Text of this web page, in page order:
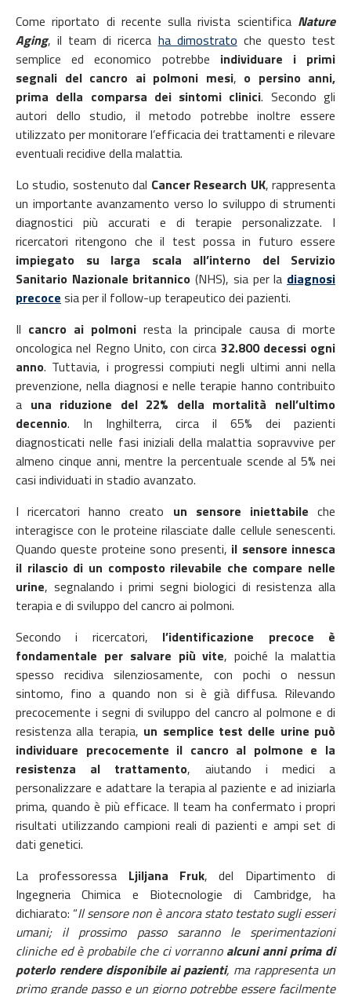
Come riportato di recente sulla rivista scientifica Nature
Aging, il team di ricerca ha dimostrato che questo test
semplice ed economico potrebbe individuare i primi
segnali del cancro ai polmoni mesi, o persino anni,
prima della comparsa dei sintomi clinici. Secondo gli
autori dello studio, il metodo potrebbe inoltre essere
utilizzato per monitorare l’efficacia dei trattamenti e rilevare
eventuali recidive della malattia.
Lo studio, sostenuto dal Cancer Research UK, rappresenta
un importante avanzamento verso lo sviluppo di strumenti
diagnostici più accurati e di terapie personalizzate. I
ricercatori ritengono che il test possa in futuro essere
impiegato su larga scala all’interno del Servizio
Sanitario Nazionale britannico (NHS), sia per la diagnosi
precoce sia per il follow-up terapeutico dei pazienti.
Il cancro ai polmoni resta la principale causa di morte
oncologica nel Regno Unito, con circa 32.800 decessi ogni
anno. Tuttavia, i progressi compiuti negli ultimi anni nella
prevenzione, nella diagnosi e nelle terapie hanno contribuito
a una riduzione del 22% della mortalità nell’ultimo
decennio. In Inghilterra, circa il 65% dei pazienti
diagnosticati nelle fasi iniziali della malattia sopravvive per
almeno cinque anni, mentre la percentuale scende al 5% nei
casi individuati in stadio avanzato.
I ricercatori hanno creato un sensore iniettabile che
interagisce con le proteine ​​rilasciate dalle cellule senescenti.
Quando queste proteine ​​sono presenti, il sensore innesca
il rilascio di un composto rilevabile che compare nelle
urine, segnalando i primi segni biologici di resistenza alla
terapia e di sviluppo del cancro ai polmoni.
Secondo i ricercatori, l’identificazione precoce è
fondamentale per salvare più vite, poiché la malattia
spesso recidiva silenziosamente, con pochi o nessun
sintomo, fino a quando non si è già diffusa. Rilevando
precocemente i segni di sviluppo del cancro al polmone e di
resistenza alla terapia, un semplice test delle urine può
individuare precocemente il cancro al polmone e la
resistenza al trattamento, aiutando i medici a
personalizzare e adattare la terapia al paziente e ad iniziarla
prima, quando è più efficace. Il team ha confermato i propri
risultati utilizzando campioni reali di pazienti e ampi set di
dati genetici.
La professoressa Ljiljana Fruk, del Dipartimento di
Ingegneria Chimica e Biotecnologie di Cambridge, ha
dichiarato: “Il sensore non è ancora stato testato sugli esseri
umani; il prossimo passo saranno le sperimentazioni
cliniche ed è probabile che ci vorrannoalcuni anni prima di
poterlo rendere disponibile ai pazienti, ma rappresenta un
primo grande passo e un giorno potrebbe essere facilmente